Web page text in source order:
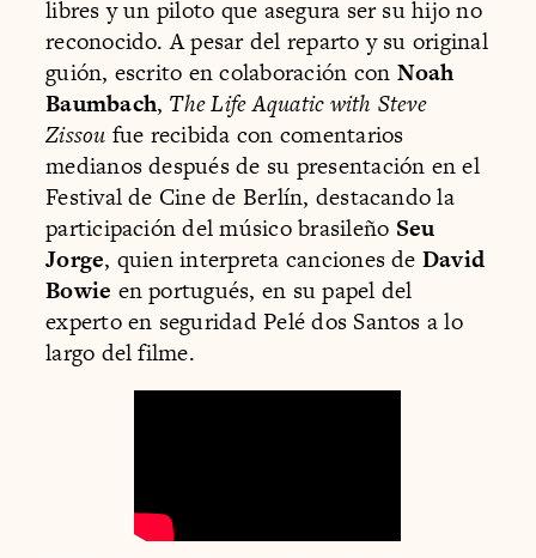
libres y un piloto que asegura ser su hijo no
reconocido. A pesar del reparto y su original
guión, escrito en colaboración con Noah
Baumbach, The Life Aquatic with Steve
Zissou fue recibida con comentarios
medianos después de su presentación en el
Festival de Cine de Berlín, destacando la
participación del músico brasileño Seu
Jorge, quien interpreta canciones de David
Bowie en portugués, en su papel del
experto en seguridad Pelé dos Santos a lo
largo del filme.